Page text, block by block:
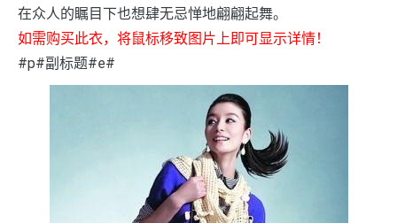
在众人的瞩目下也想肆无忌惮地翩翩起舞。
如需购买此衣，将鼠标移致图片上即可显示详情！
#p#副标题#e#